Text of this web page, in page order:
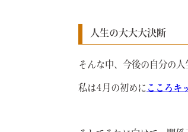
人生の大大大決断
そんな中、今後の自分の人
私は4月の初めに こころキ